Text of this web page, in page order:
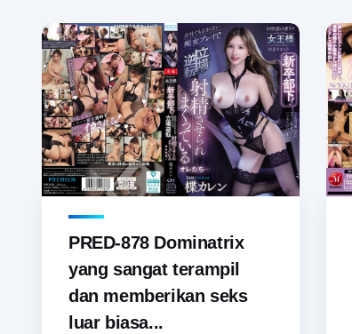
PRED-878 Dominatrix
yang sangat terampil
dan memberikan seks
luar biasa...